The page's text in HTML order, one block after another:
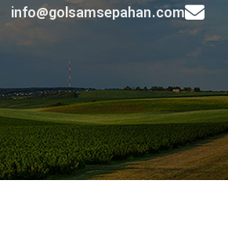
info@golsamsepahan.com